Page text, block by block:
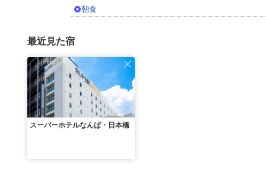
朝食
最近見た宿
スーパーホテルなんば・日本橋